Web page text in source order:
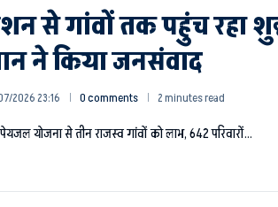
से गांवों तक पहुंच रहा
ने किया जनसंवाद
2026 23:16 0 comments 2 minutes read
योजना से तीन राजस्व गांवों को लाभ, 642 परिवारों…